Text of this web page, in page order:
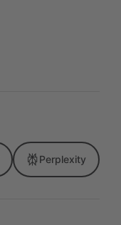
Perplexity